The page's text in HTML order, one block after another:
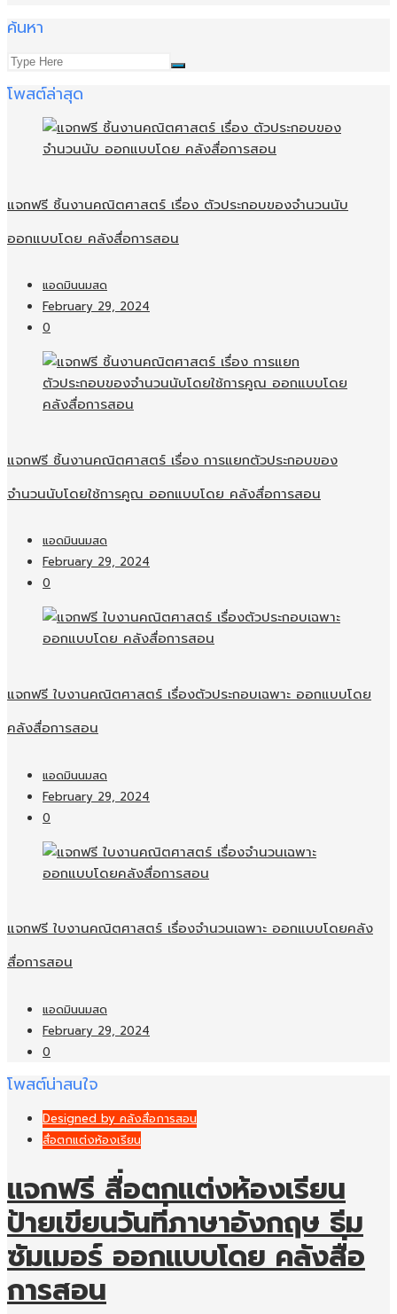
ค้นหา
โพสต์ล่าสุด
แจกฟรี ชิ้นงานคณิตศาสตร์ เรื่อง ตัวประกอบของจำนวนนับ
ออกแบบโดย คลังสื่อการสอน
แอดมินนมสด
February 29, 2024
0
แจกฟรี ชิ้นงานคณิตศาสตร์ เรื่อง การแยกตัวประกอบของ
จำนวนนับโดยใช้การคูณ ออกแบบโดย คลังสื่อการสอน
แอดมินนมสด
February 29, 2024
0
แจกฟรี ใบงานคณิตศาสตร์ เรื่องตัวประกอบเฉพาะ ออกแบบโดย
คลังสื่อการสอน
แอดมินนมสด
February 29, 2024
0
แจกฟรี ใบงานคณิตศาสตร์ เรื่องจำนวนเฉพาะ ออกแบบโดยคลัง
สื่อการสอน
แอดมินนมสด
February 29, 2024
0
โพสต์น่าสนใจ
Designed by คลังสื่อการสอน
สื่อตกแต่งห้องเรียน
แจกฟรี สื่อตกแต่งห้องเรียน
ป้ายเขียนวันที่ภาษาอังกฤษ ธีม
ซัมเมอร์ ออกแบบโดย คลังสื่อ
การสอน